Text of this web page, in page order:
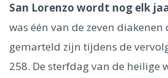
San Lorenzo wordt nog elk
was één van de zeven
gemarteld zijn tijdens de
258. De sterfdag van de heilige